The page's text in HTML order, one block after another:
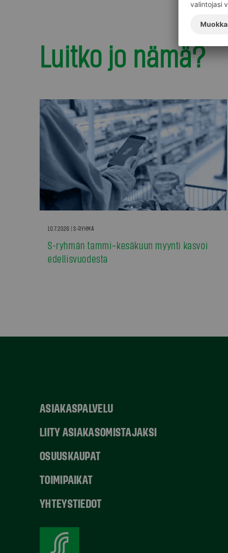
Luitko jo nämä?
10.7.2026 | S-RYHMÄ
S-ryhmän tammi–kesäkuun myynti kasvoi
edellisvuodesta
ASIAKASPALVELU
LIITY ASIAKASOMISTAJAKSI
OSUUSKAUPAT
TOIMIPAIKAT
YHTEYSTIEDOT